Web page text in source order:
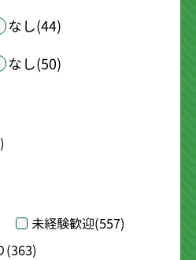
なし(44)
なし(50)
未経験歓迎(557)
(363)